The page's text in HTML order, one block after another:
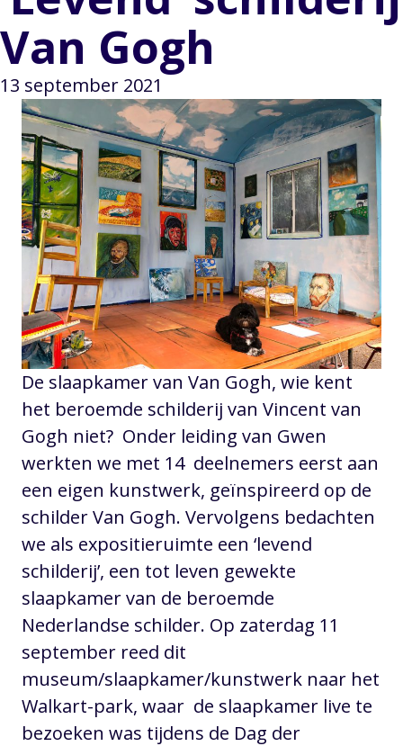
Van Gogh
13 september 2021
De slaapkamer van Van Gogh, wie kent
het beroemde schilderij van Vincent van
Gogh niet? Onder leiding van Gwen
werkten we met 14 deelnemers eerst aan
een eigen kunstwerk, geïnspireerd op de
schilder Van Gogh. Vervolgens bedachten
we als expositieruimte een ‘levend
schilderij’, een tot leven gewekte
slaapkamer van de beroemde
Nederlandse schilder. Op zaterdag 11
september reed dit
museum/slaapkamer/kunstwerk naar het
Walkart-park, waar de slaapkamer live te
bezoeken was tijdens de Dag der